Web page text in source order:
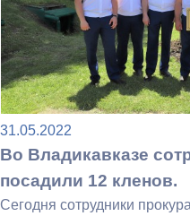
31.05.2022
Во Владикавказе
посадили 12 кленов.
Сегодня сотрудники